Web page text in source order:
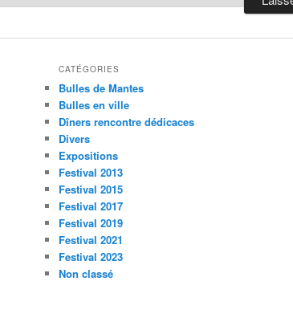
CATÉGORIES
Bulles de Mantes
Bulles en ville
Dîners rencontre dédicaces
Divers
Expositions
Festival 2013
Festival 2015
Festival 2017
Festival 2019
Festival 2021
Festival 2023
Non classé